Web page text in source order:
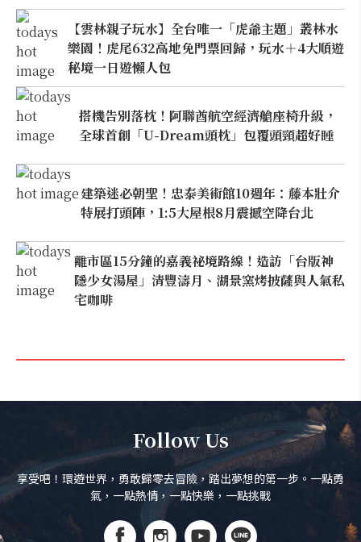
【雲林親子玩水】全台唯一「虎爺主題」叢林水
樂園！虎尾632高地免門票回歸，玩水＋4大順遊
秘境一日遊懶人包
搭機告別落枕！阿聯酋航空經濟艙座椅升級，
全球首創「U-Dream頭枕」包覆頭頸超好睡
建築迷必朝聖！忠泰美術館10週年：藤本壯介
特展打頭陣，1:5大屋根8月震撼空降台北
離市區15分鐘的嘉義祕境路線！造訪「台版神
隱少女湯屋」清豐濤月、湖景窯烤披薩與人氣私
宅咖啡
Follow Us
享受吧！環遊世界，勇敢歸零去冒險，踏出夢想的第一步。一點勇
氣，一點熱情，一點快樂，一點挑戰